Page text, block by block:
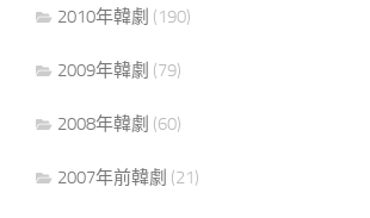
2010年韓劇 (190)
2009年韓劇 (79)
2008年韓劇 (60)
2007年前韓劇 (21)